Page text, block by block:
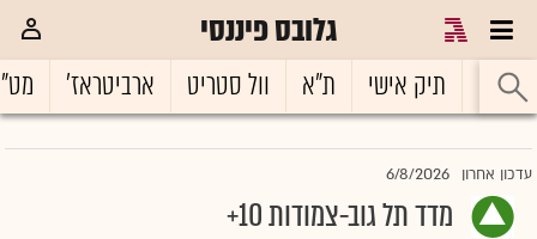
גלובס פיננסי
ראשי תיק אישי ת"א וול סטריט ארביטראז'
עדכון אחרון 6/8/2026
מדד תל גוב-צמודות 10+